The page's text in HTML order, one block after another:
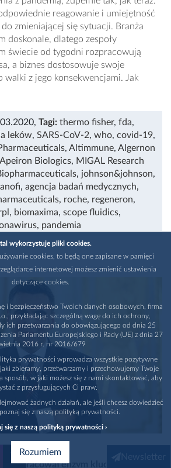
reagowanie i umiejętność
zmieniającej się sytuacji. Branża
doskonale, dlatego zespoły
świecie od tygodni rozpracowują
a biznes dostosowuje swoje
walki z jego konsekwencjami. Jak
, Tagi: thermo fisher, fda,
leków, SARS-CoV-2, who, covid-19,
, Altimmune, Algernon
Apeiron Biologics, MIGAL Research
, johnson&johnson,
, agencja badań medycznych,
, roche, regeneron,
, biomaxima, scope fluidics,
, pandemia
rozpracował enzym kluczowy w
wykorzystuje pliki cookies.
cookies, to będą one zapisane w pamięci
internetowej możesz zmienić ustawienia
dotyczące cookies.
i bezpieczeństwo Twoich danych osobowych, firma
przykładając szczególną wagę do ich ochrony,
ich przetwarzania do obowiązującego od dnia 25
Parlamentu Europejskiego i Rady (UE) z dnia 27
2016 r. nr 2016/679
prywatności wprowadza wszystkie pozytywne
zbieramy, przetwarzamy i przechowujemy Twoje
sposób, w jaki możesz się z nami skontaktować, aby
z przysługujących Ci praw.
żadnych działań, ale jeśli chcesz dowiedzieć
się z naszą polityką prywatności.
się z naszą polityką prywatności ›
Rozumiem Newsletter